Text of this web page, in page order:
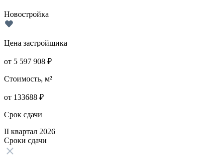
Новостройка
Цена застройщика
от 5 597 908 ₽
Стоимость, м²
от 133688 ₽
Срок сдачи
II квартал 2026
Сроки сдачи